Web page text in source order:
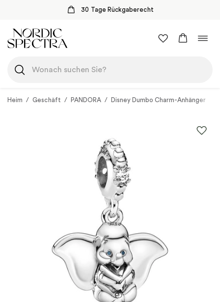
30 Tage Rückgaberecht
Inhalt
springen
Heim / Geschäft / PANDORA / Disney Dumbo Charm-Anhänger